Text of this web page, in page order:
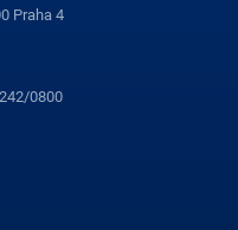
Praha 4
0800